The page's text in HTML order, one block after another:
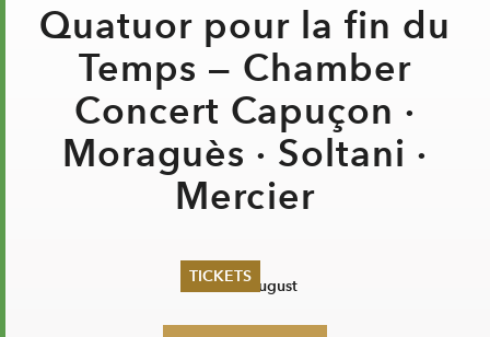
TICKETS
Summer 2026
Quatuor pour la fin du
Temps — Chamber
Concert Capuçon ·
Moraguès · Soltani ·
Mercier
Thu 20 August